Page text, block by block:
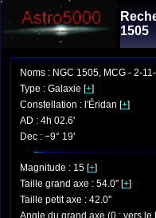
1505
Noms : NGC 1505, MCG - 2-
Type : Galaxie [+]
Constellation : l'Éridan [+]
AD : 4h 02.6'
Dec : −9° 19'
Magnitude : 15 [+]
Taille grand axe : 54.0'' [+]
Taille petit axe : 42.0''
Angle du grand axe (0 : vers le